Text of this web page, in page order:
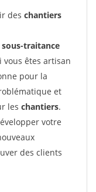
des chantiers
traitance
vous êtes artisan
pour la
et
les chantiers.
votre
des clients